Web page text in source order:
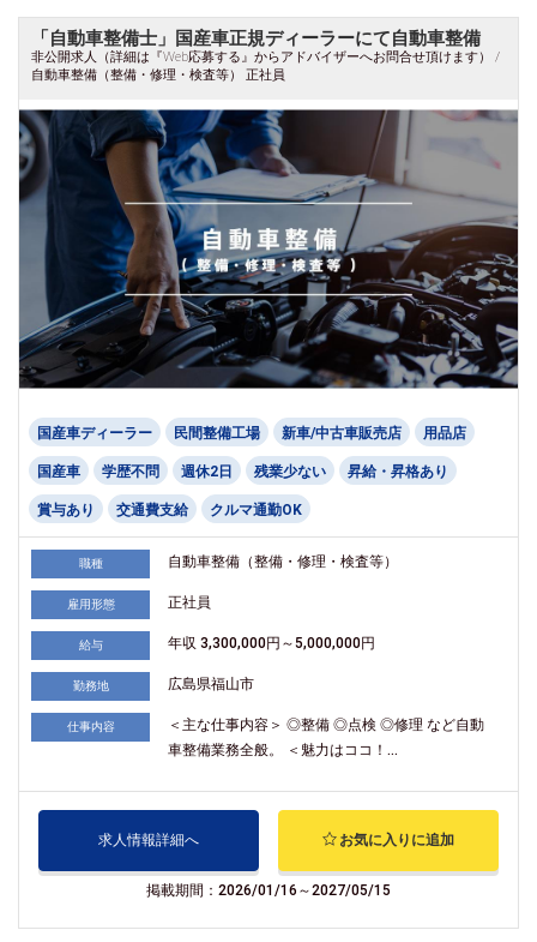
「自動車整備士」国産車正規ディーラーにて自動車整備
非公開求人（詳細は『Web応募する』からアドバイザーへお問合せ頂けます） /
自動車整備（整備・修理・検査等） 正社員
国産車ディーラー 民間整備工場 新車/中古車販売店 用品店
国産車 学歴不問 週休2日 残業少ない 昇給・昇格あり
賞与あり 交通費支給 クルマ通勤OK
職種 自動車整備（整備・修理・検査等）
雇用形態 正社員
給与 年収 3,300,000円～5,000,000円
勤務地 広島県福山市
仕事内容
＜主な仕事内容＞ ◎整備 ◎点検 ◎修理 など自動
車整備業務全般。 ＜魅力はココ！...
求人情報詳細へ お気に入りに追加
掲載期間：2026/01/16～2027/05/15